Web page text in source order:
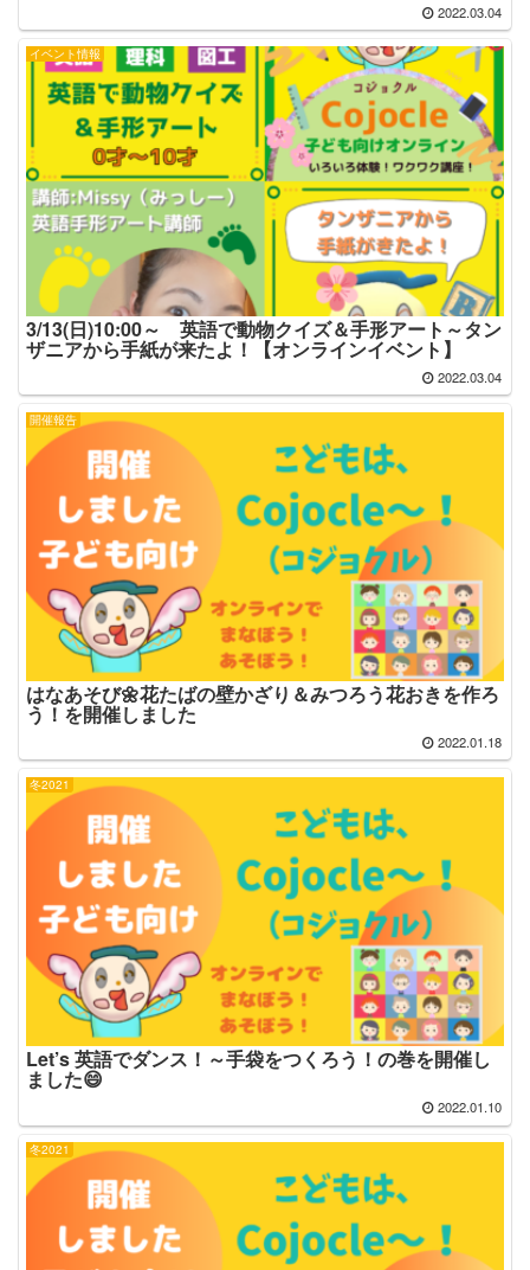
2022.03.04
イベント情報
3/13(日)10:00～ 英語で動物クイズ＆手形アート～タン
ザニアから手紙が来たよ！【オンラインイベント】
2022.03.04
開催報告
はなあそび🌼花たばの壁かざり＆みつろう花おきを作ろ
う！を開催しました
2022.01.18
冬2021
Let’s 英語でダンス！～手袋をつくろう！の巻を開催し
ました😄
2022.01.10
冬2021